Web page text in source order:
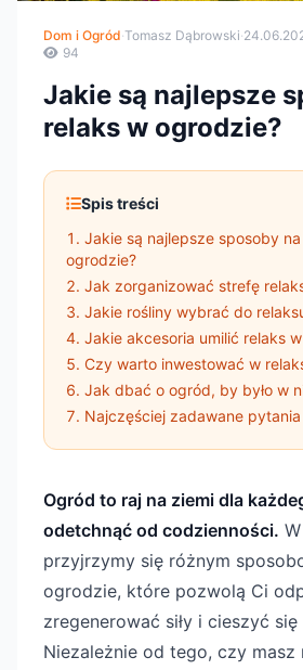
Dom i Ogród·Tomasz Dąbrowski·
94
Jakie są najlepsze
relaks w ogrodzie?
Spis treści
Jakie są najlepsze sposoby
ogrodzie?
Jak zorganizować strefę
Jakie rośliny wybrać do
Jakie akcesoria umilić relaks
Czy warto inwestować w
Jak dbać o ogród, by było w
Najczęściej zadawane pytania
Ogród to raj na ziemi dla
odetchnąć od codzienności.
przyjrzymy się różnym
ogrodzie, które pozwolą Ci
zregenerować siły i cieszyć
Niezależnie od tego, czy masz